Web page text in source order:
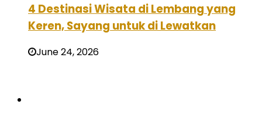
4 Destinasi Wisata di Lembang yang
Keren, Sayang untuk di Lewatkan
June 24, 2026